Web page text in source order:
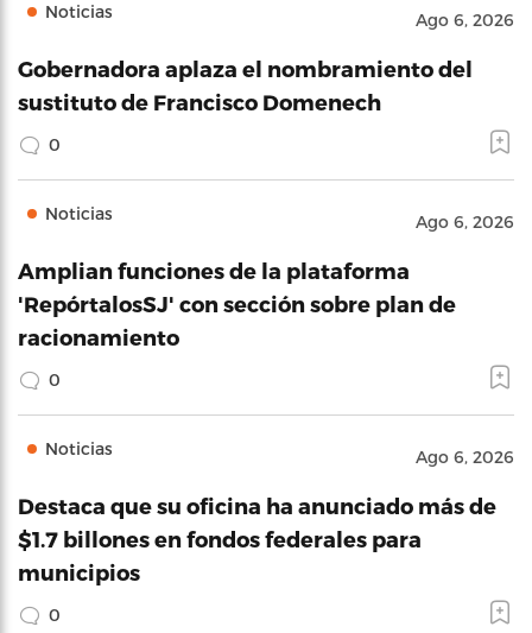
Noticias Ago 6, 2026
Gobernadora aplaza el nombramiento del
sustituto de Francisco Domenech
0
Noticias Ago 6, 2026
Amplian funciones de la plataforma
'RepórtalosSJ' con sección sobre plan de
racionamiento
0
Noticias Ago 6, 2026
Destaca que su oficina ha anunciado más de
$1.7 billones en fondos federales para
municipios
0